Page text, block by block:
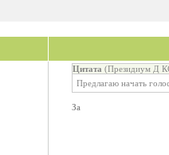
Цитата (Президиум Д
Предлагаю начать
За